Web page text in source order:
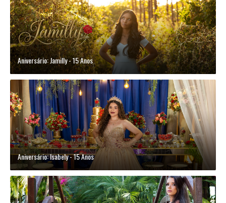
Aniversário: Jamilly - 15 Anos
Aniversário: Isabely - 15 Anos